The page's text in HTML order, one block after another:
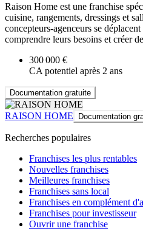
Raison Home est une franchise
cuisine, rangements, dressings et
concepteurs-agenceurs se
comprendre leurs besoins et créer
300 000 €
CA potentiel après 2 ans
Documentation gratuite
RAISON HOME Documentation
Recherches populaires
Franchises les plus rentables
Nouvelles franchises
Meilleures franchises
Franchises sans local
Franchises en complément
Franchises pour investisseur
Ouvrir une franchise